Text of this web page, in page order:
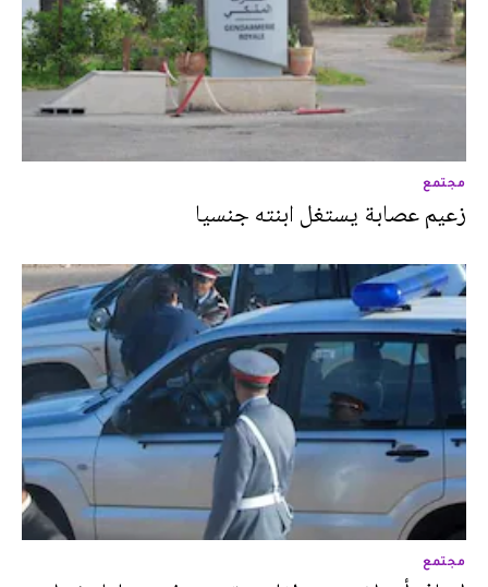
مجتمع
زعيم عصابة يستغل ابنته جنسيا
مجتمع